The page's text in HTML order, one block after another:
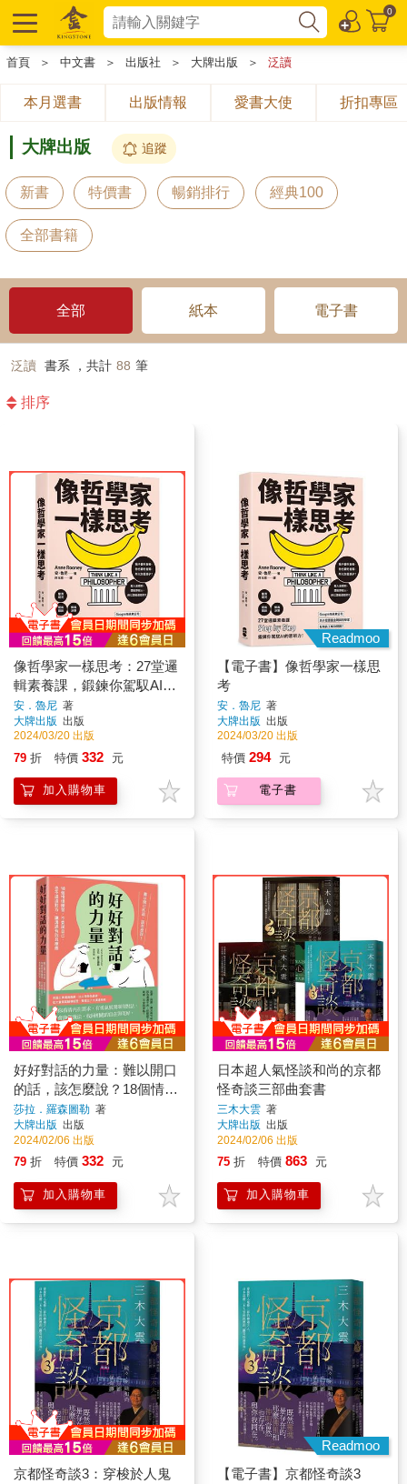
0
首頁 ＞ 中文書 ＞ 出版社 ＞ 大牌出版 ＞ 泛讀
本月選書 出版情報 愛書大使 折扣專區
大牌出版 追蹤
新書 特價書 暢銷排行 經典100
全部書籍
全部 紙本 電子書
泛讀 書系 ，共計 88 筆
排序
像哲學家一樣思考：27堂邏
輯素養課，鍛鍊你駕馭AI的
思辨力！
安．魯尼 著
大牌出版 出版
2024/03/20 出版
79 折 特價 332 元
加入購物車
Readmoo
【電子書】像哲學家一樣思
考
安．魯尼 著
大牌出版 出版
2024/03/20 出版
特價 294 元
電子書
好好對話的力量：難以開口
的話，該怎麼說？18個情境
練習，不委屈自己，也不逼
迫對方，讓溝通有效且療癒
莎拉．羅森圖勒 著
大牌出版 出版
2024/02/06 出版
79 折 特價 332 元
加入購物車
日本超人氣怪談和尚的京都
怪奇談三部曲套書
三木大雲 著
大牌出版 出版
2024/02/06 出版
75 折 特價 863 元
加入購物車
京都怪奇談3：穿梭於人鬼
Readmoo
【電子書】京都怪奇談3